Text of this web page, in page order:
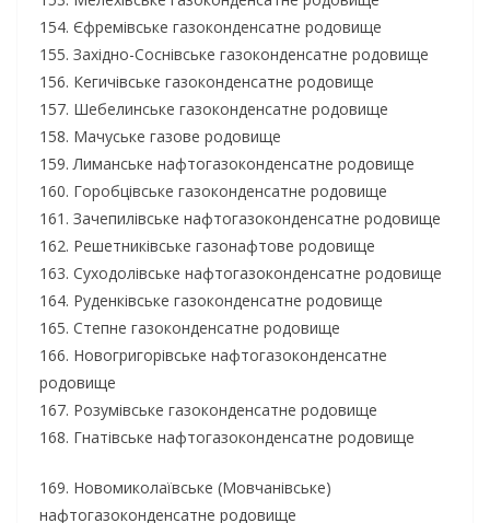
154. Єфремівське газоконденсатне родовище
155. Західно-Соснівське газоконденсатне родовище
156. Кегичівське газоконденсатне родовище
157. Шебелинське газоконденсатне родовище
158. Мачуське газове родовище
159. Лиманське нафтогазоконденсатне родовище
160. Горобцівське газоконденсатне родовище
161. Зачепилівське нафтогазоконденсатне родовище
162. Решетниківське газонафтове родовище
163. Суходолівське нафтогазоконденсатне родовище
164. Руденківське газоконденсатне родовище
165. Степне газоконденсатне родовище
166. Новогригорівське нафтогазоконденсатне
родовище
167. Розумівське газоконденсатне родовище
168. Гнатівське нафтогазоконденсатне родовище
169. Новомиколаївське (Мовчанівське)
нафтогазоконденсатне родовище